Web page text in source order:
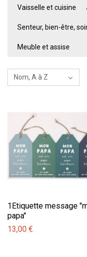
Vaisselle et cuisine
Senteur, bien-être,
Meuble et assise
1Etiquette message
papa"
13,00 €